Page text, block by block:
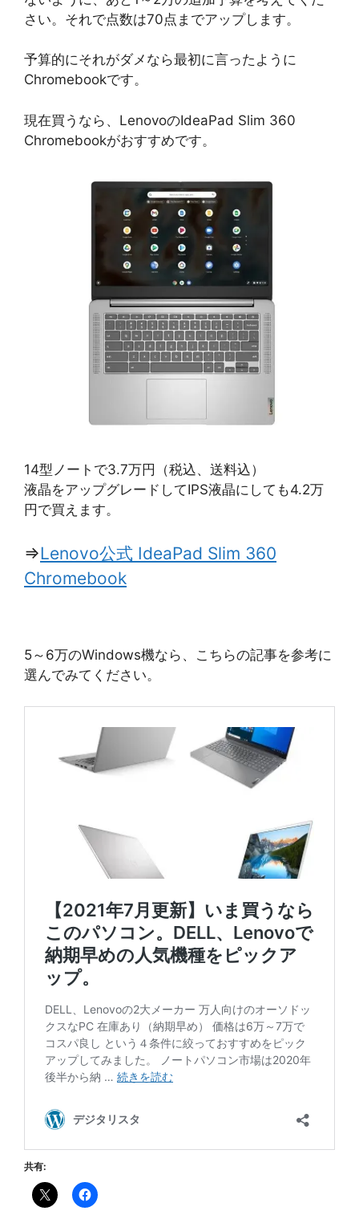
さい。それで点数は70点までアップします。
予算的にそれがダメなら最初に言ったように
Chromebookです。
現在買うなら、LenovoのIdeaPad Slim 360
Chromebookがおすすめです。
14型ノートで3.7万円（税込、送料込）
液晶をアップグレードしてIPS液晶にしても4.2万
円で買えます。
⇒Lenovo公式 IdeaPad Slim 360
Chromebook
5～6万のWindows機なら、こちらの記事を参考に
選んでみてください。
共有: